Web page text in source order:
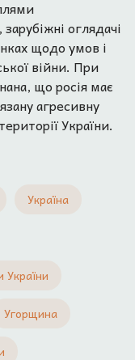
оглядачі
щодо умов і
війни. При
що росія має
агресивну
України.
Україна
України
Угорщина